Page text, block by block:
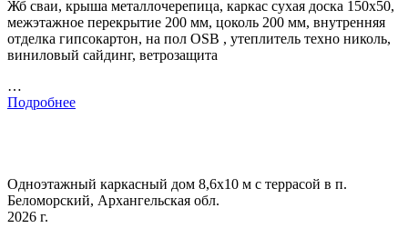
Жб сваи, крыша металлочерепица, каркас сухая доска 150х50,
межэтажное перекрытие 200 мм, цоколь 200 мм, внутренняя
отделка гипсокартон, на пол OSB , утеплитель техно николь,
виниловый сайдинг, ветрозащита
…
Подробнее
Одноэтажный каркасный дом 8,6х10 м с террасой в п.
Беломорский, Архангельская обл.
2026 г.